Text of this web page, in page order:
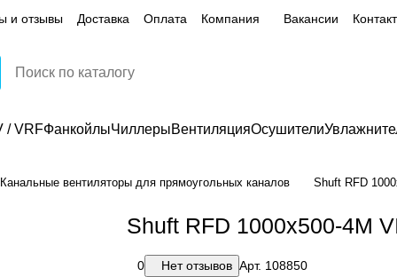
и отзывы Доставка Оплата Компания Вакансии
/ VRFФанкойлыЧиллерыВентиляцияОсушители
Канальные вентиляторы для прямоугольных каналов Shuft RFD
Shuft RFD 1000x500-4M
0 Нет отзывов Арт. 108850